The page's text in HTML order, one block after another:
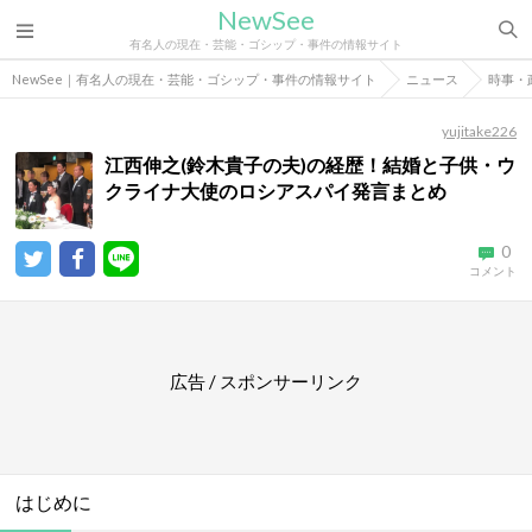
NewSee
有名人の現在・芸能・ゴシップ・事件の情報サイト
NewSee｜有名人の現在・芸能・ゴシップ・事件の情報サイト ニュース 時事・
yujitake226
江西伸之(鈴木貴子の夫)の経歴！結婚と子供・ウ
クライナ大使のロシアスパイ発言まとめ
0
コメント
広告 / スポンサーリンク
はじめに